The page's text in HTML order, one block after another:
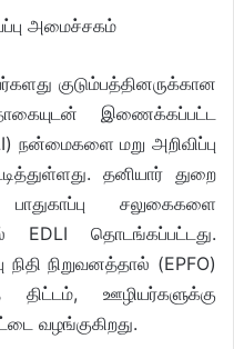
அமைச்சகம்
குடும்பத்தினருக்கான
இணைக்கப்பட்ட
நன்மைகளை மறு அறிவிப்பு
தனியார் துறை
சலுகைகளை
EDLI தொடங்கப்பட்டது.
நிறுவனத்தால் (EPFO)
திட்டம், ஊழியர்களுக்கு
வழங்குகிறது.